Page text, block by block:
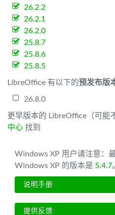
26.2.2
26.2.1
26.2.0
25.8.7
25.8.6
25.8.5
LibreOffice 有以下的预发布版
26.8.0
更早版本的 LibreOffice（可能
中心 找到
Windows XP 用户请注意：
Windows XP 的版本是 5.4.7
说明手册
提供反馈